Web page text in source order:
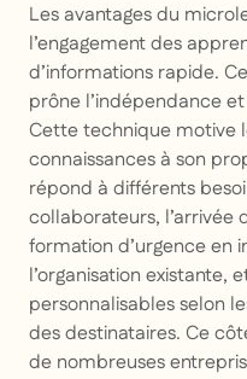
Les avantages du
l’engagement des
d’informations rapide.
prône l’indépendance
Cette technique motive
connaissances à son
répond à différents
collaborateurs, l’arrivée
formation d’urgence en
l’organisation existante,
personnalisables selon
des destinataires. Ce
de nombreuses